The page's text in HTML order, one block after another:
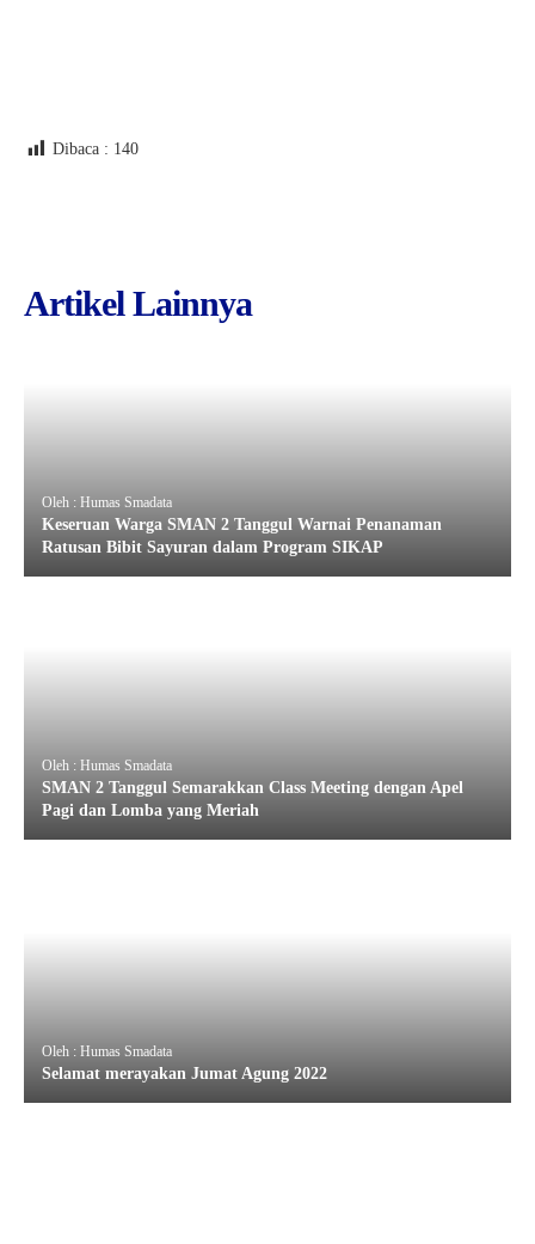
Dibaca : 140
Artikel Lainnya
Oleh : Humas Smadata
Keseruan Warga SMAN 2 Tanggul Warnai Penanaman
Ratusan Bibit Sayuran dalam Program SIKAP
Oleh : Humas Smadata
SMAN 2 Tanggul Semarakkan Class Meeting dengan Apel
Pagi dan Lomba yang Meriah
Oleh : Humas Smadata
Selamat merayakan Jumat Agung 2022